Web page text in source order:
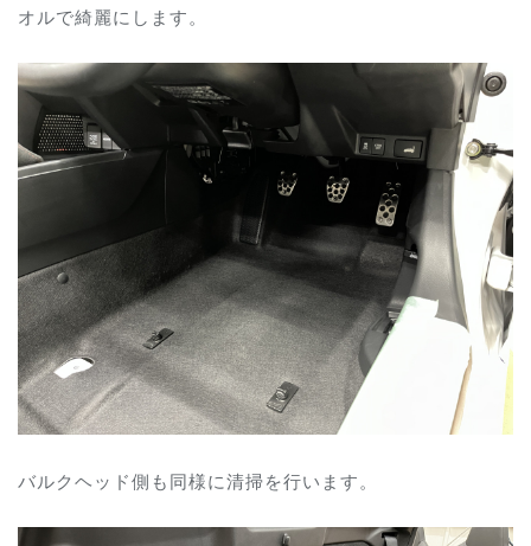
オルで綺麗にします。
バルクヘッド側も同様に清掃を行います。